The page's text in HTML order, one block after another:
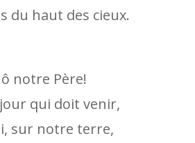
du haut des cieux.
notre Père!
qui doit venir,
sur notre terre,